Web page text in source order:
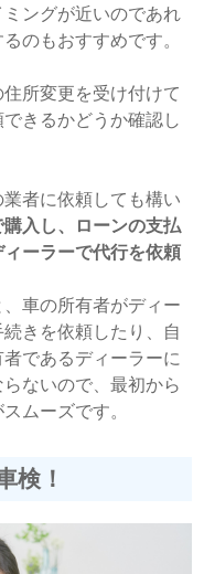
ングが近いのであれ
のもおすすめです。
所変更を受け付けて
きるかどうか確認し
者に依頼しても構い
入し、ローンの支払
ーラーで代行を依頼
車の所有者がディー
きを依頼したり、自
であるディーラーに
ないので、最初から
ムーズです。
検！